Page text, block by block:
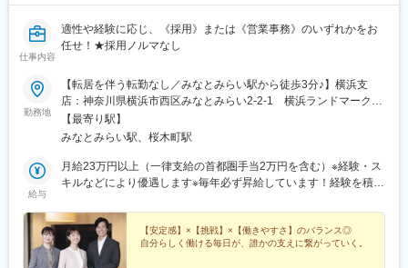
仕事内容
適性や経験に応じ、《採用》または《営業事務》のいずれかをお
任せ！★採用ノルマなし
勤務地
【転居を伴う転勤なし／みなとみらい駅から徒歩3分♪】横浜支
店：神奈川県横浜市西区みなとみらい2-2-1 横浜ランドマークタ
ワー18F《アクセス》- 横浜高速鉄道「みなとみらい駅」から徒歩
3分- JR・横浜市営地下鉄「桜木町」から歩く歩道で徒歩5分※受動
【最寄り駅】
みなとみらい駅、桜木町駅
給与
月給23万円以上（一律支給の首都圏手当2万円を含む）※経験・ス
キルなどにより優遇します※毎年必ず昇給しています！経験を積め
【安定感】×【挑戦】×【働きやすさ】のバランス◎
自分らしく働ける毎日が、誰かの支えに繋がっていく。